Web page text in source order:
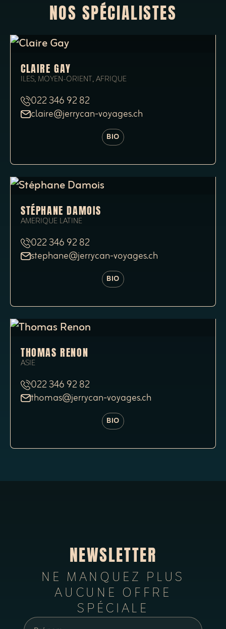
NOS SPÉCIALISTES
CLAIRE GAY
ILES, MOYEN-ORIENT, AFRIQUE
022 346 92 82
claire@jerrycan-voyages.ch
BIO
STÉPHANE DAMOIS
AMERIQUE LATINE
022 346 92 82
stephane@jerrycan-voyages.ch
BIO
THOMAS RENON
ASIE
022 346 92 82
thomas@jerrycan-voyages.ch
BIO
NEWSLETTER
NE MANQUEZ PLUS
AUCUNE OFFRE
SPÉCIALE